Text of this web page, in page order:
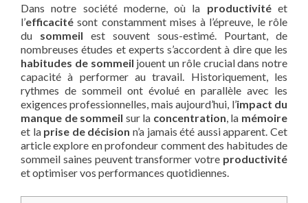
Dans notre société moderne, où la productivitéet
l’efficacité sont constamment mises à l’épreuve, le rôle
du sommeil est souvent sous-estimé. Pourtant, de
nombreuses études et experts s’accordent à dire que les
habitudes de sommeil jouent un rôle crucial dans notre
capacité à performer au travail. Historiquement, les
rythmes de sommeil ont évolué en parallèle avec les
exigences professionnelles, mais aujourd’hui, l’impact du
manque de sommeil sur la concentration , la mémoire
et la prise de décision n’a jamais été aussi apparent. Cet
article explore en profondeur comment des habitudes de
sommeil saines peuvent transformer votre productivité
et optimiser vos performances quotidiennes.